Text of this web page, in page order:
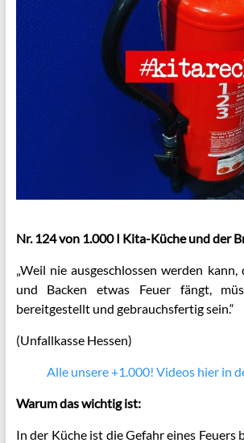
Nr. 124 von 1.000 I Kita-Küche und der
„Weil nie ausgeschlossen werden kann,
und Backen etwas Feuer fängt,
bereitgestellt und gebrauchsfertig sein.“
(Unfallkasse Hessen)
Alle unsere +1.000! Videos hier in
Warum das wichtig ist:
In der Küche ist die Gefahr eines Feuers